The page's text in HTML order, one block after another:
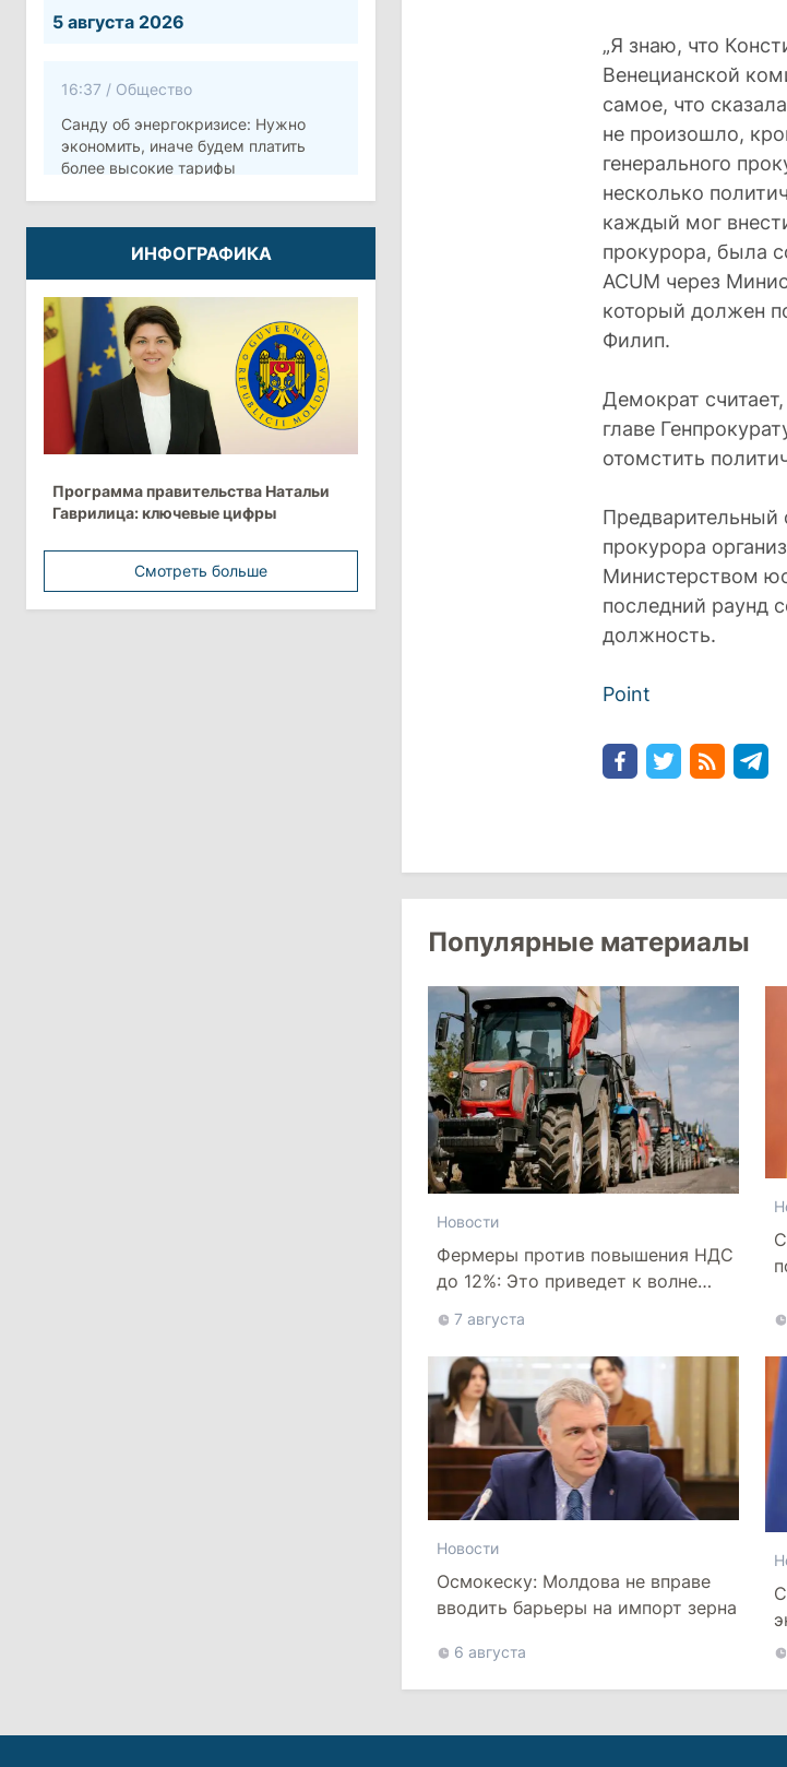
5 августа 2026
16:37 / Общество
Санду об энергокризисе: Нужно
экономить, иначе будем платить
более высокие тарифы
10:12/Безопасность
Молдова готовит программу по
укреплению обороны стоимостью
более 10 млрд леев на ближайшие
пять лет
4 августа 2026
15:15
Экономика
европейских стран с самой низкой
минимальной зарплатой
Политика
Анна Ревенко уходит с поста главы
ИНФОГРАФИКА
Программа правительства Натальи
Гаврилица: ключевые цифры
Смотреть больше
„Я знаю, что
Венецианской
самое, что
не произошло,
генерального
несколько
каждый мог
прокурора, была
ACUM через
который должен
Филип.
Демократ
главе
отомстить
Предварительный
прокурора
Министерством
последний раунд
должность.
Point
Популярные материалы
Новости
Фермеры против повышения НДС
до 12%: Это приведет к волне
7 августа
Новости
Осмокеску: Молдова не вправе
вводить барьеры на импорт зерна
6 августа